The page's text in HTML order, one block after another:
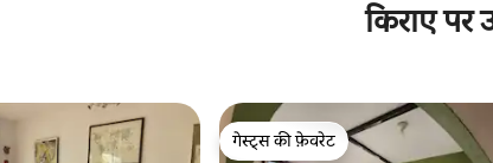
किराए पर
गेस्ट्स की फ़ेवरेट
गेस्ट्स की फ़ेवरेट